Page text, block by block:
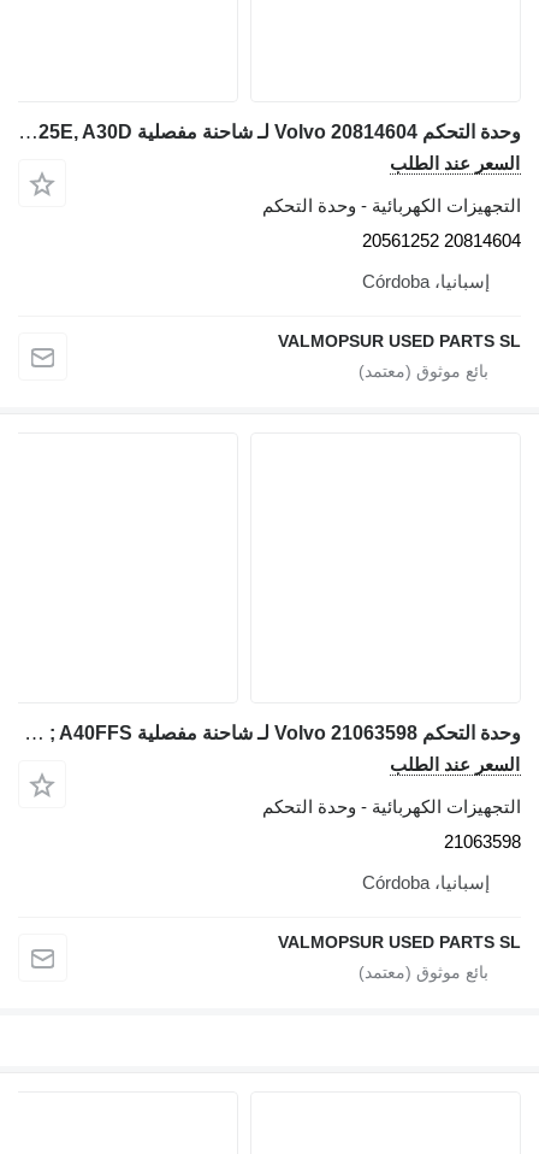
وحدة التحكم Volvo 20814604 لـ شاحنة مفصلية Volvo A25D, A25E, A30D
السعر عند الطلب
التجهيزات الكهربائية - وحدة التحكم
20814604 20561252
إسبانيا، Córdoba
VALMOPSUR USED PARTS SL
وحدة التحكم Volvo 21063598 لـ شاحنة مفصلية Volvo A25F ; A30F ; A35F ; A35FFS ; A40F ; A40FFS
السعر عند الطلب
التجهيزات الكهربائية - وحدة التحكم
21063598
إسبانيا، Córdoba
VALMOPSUR USED PARTS SL